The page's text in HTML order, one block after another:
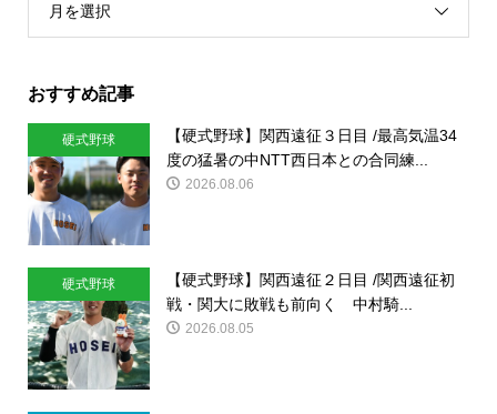
月を選択
おすすめ記事
硬式野球
【硬式野球】関西遠征３日目 /最高気温34
度の猛暑の中NTT西日本との合同練...
2026.08.06
硬式野球
【硬式野球】関西遠征２日目 /関西遠征初
戦・関大に敗戦も前向く 中村騎...
2026.08.05